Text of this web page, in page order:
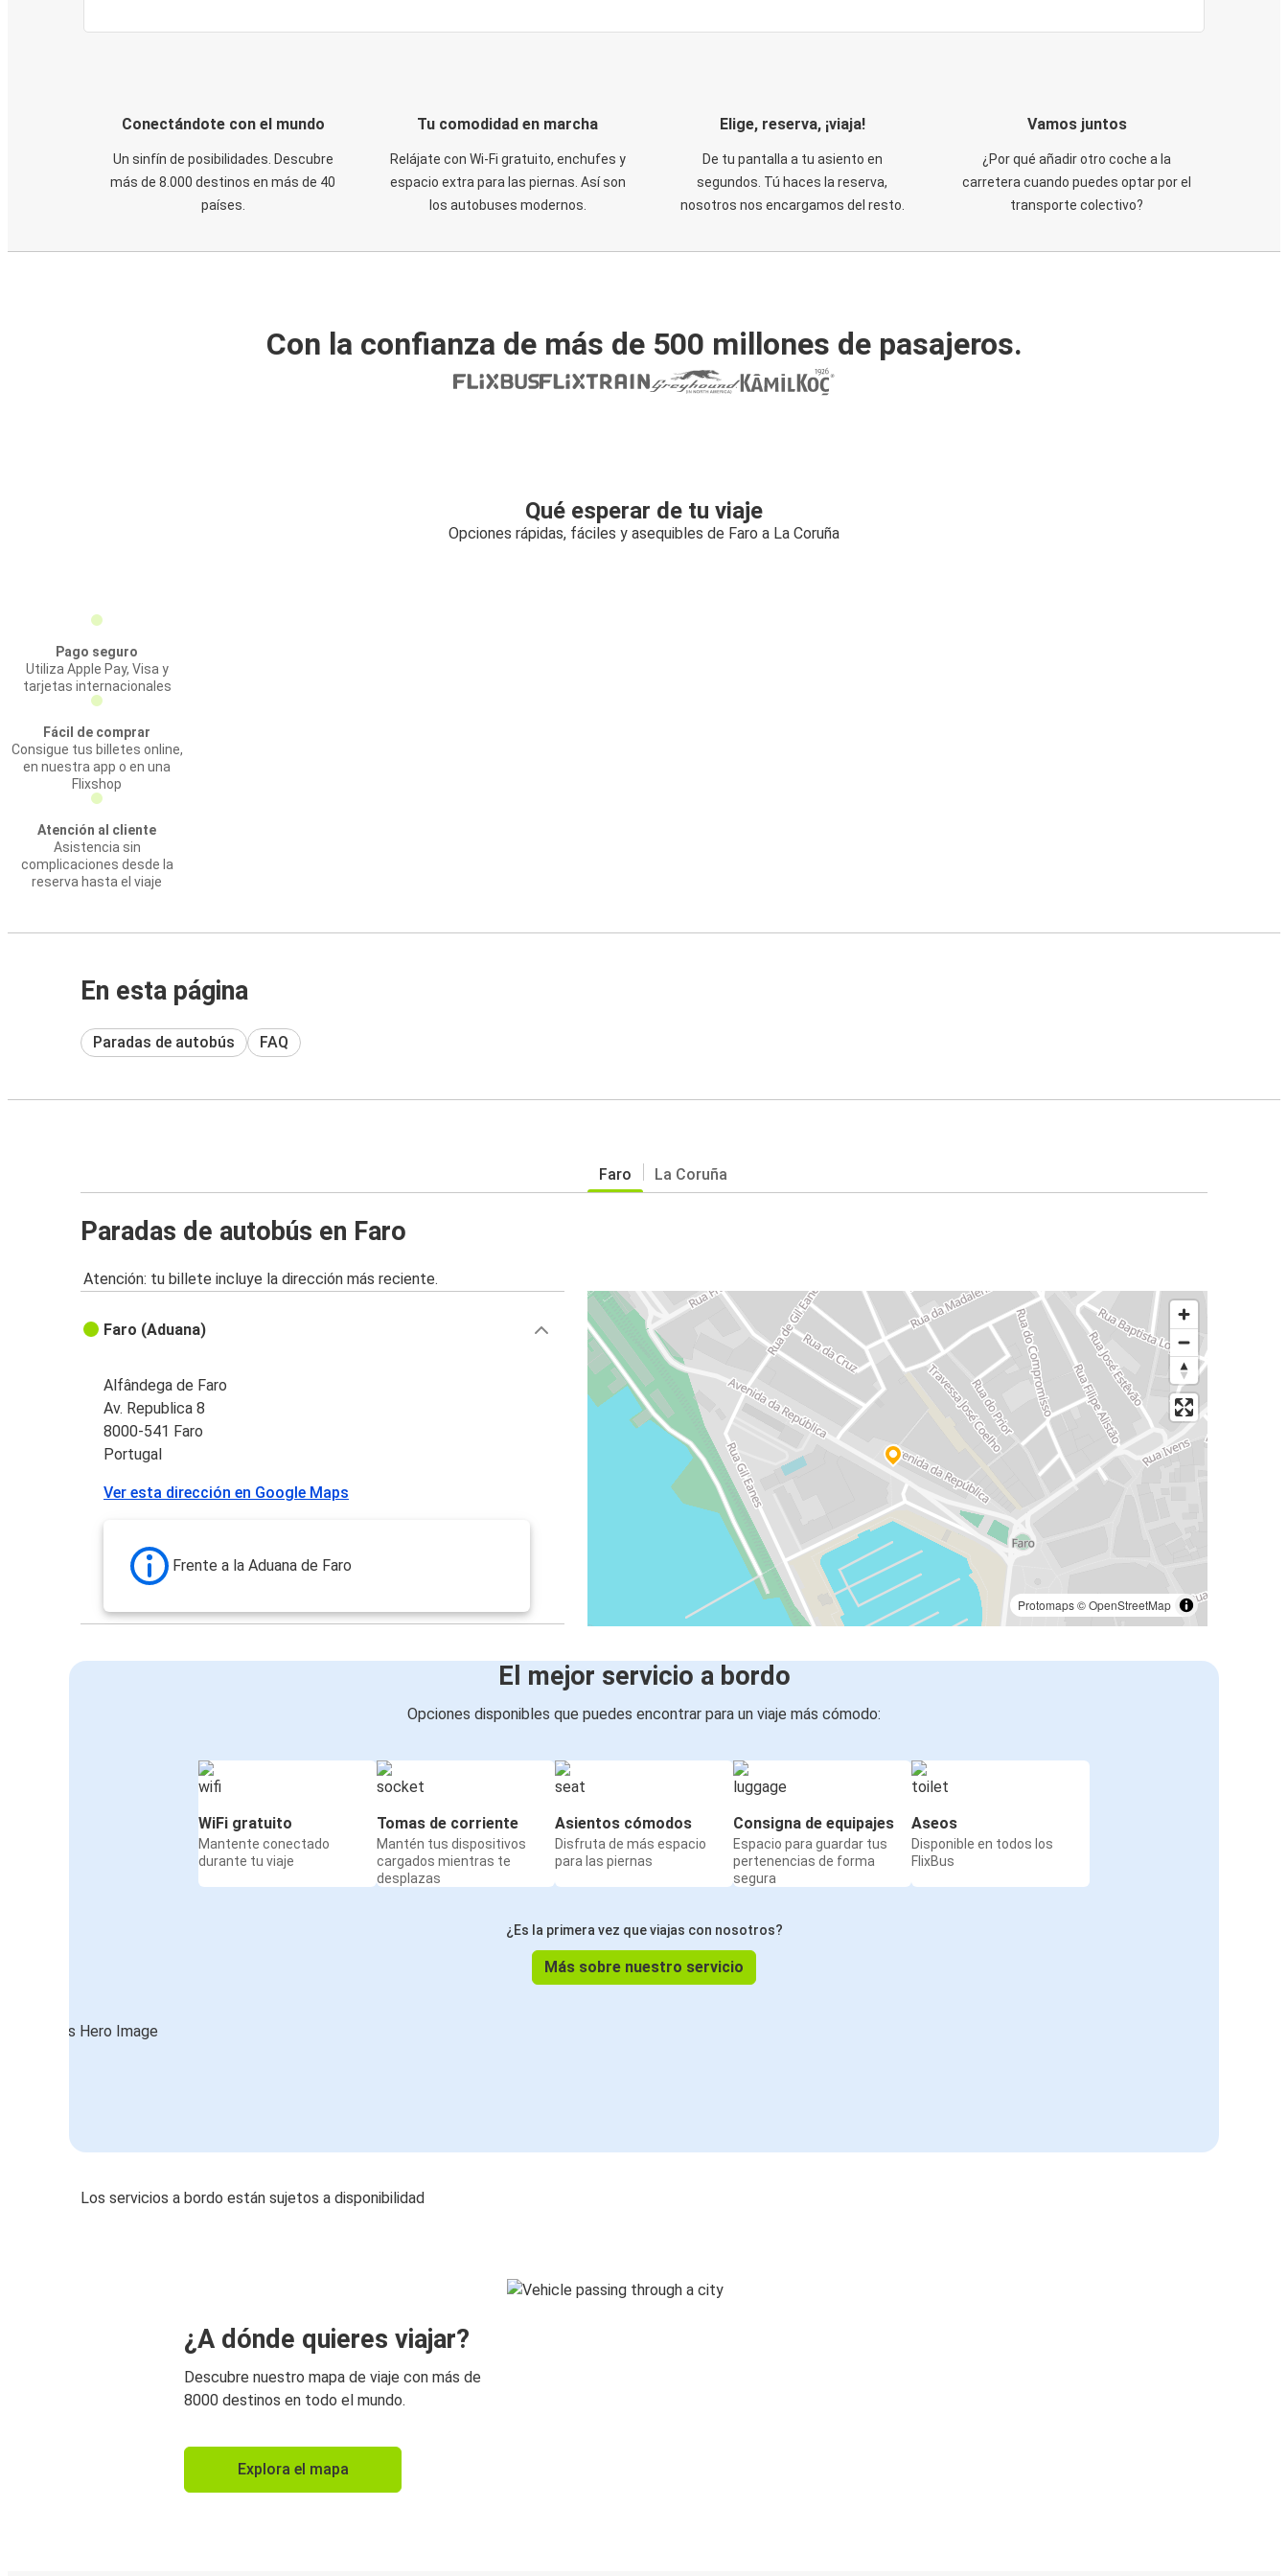
Conectándote con el mundo
Un sinfín de posibilidades. Descubre
más de 8.000 destinos en más de 40
países.
Tu comodidad en marcha
Relájate con Wi-Fi gratuito, enchufes y
espacio extra para las piernas. Así son
los autobuses modernos.
Elige, reserva, ¡viaja!
De tu pantalla a tu asiento en
segundos. Tú haces la reserva,
nosotros nos encargamos del resto.
Vamos juntos
¿Por qué añadir otro coche a la
carretera cuando puedes optar por el
transporte colectivo?
Con la confianza de más de 500 millones de pasajeros.
Qué esperar de tu viaje
Opciones rápidas, fáciles y asequibles de Faro a La Coruña
Pago seguro
Utiliza Apple Pay, Visa y
tarjetas internacionales
Fácil de comprar
Consigue tus billetes online,
en nuestra app o en una
Flixshop
Atención al cliente
Asistencia sin
complicaciones desde la
reserva hasta el viaje
En esta página
Paradas de autobús FAQ
Faro La Coruña
Paradas de autobús en Faro
Atención: tu billete incluye la dirección más reciente.
Protomaps©OpenStreetMap
Faro (Aduana)
Alfândega de Faro
Av. Republica 8
8000-541 Faro
Portugal
Ver esta dirección en Google Maps
Frente a la Aduana de Faro
El mejor servicio a bordo
Opciones disponibles que puedes encontrar para un viaje más cómodo:
WiFi gratuito
Mantente conectado
durante tu viaje
Tomas de corriente
Mantén tus dispositivos
cargados mientras te
desplazas
Asientos cómodos
Disfruta de más espacio
para las piernas
Consigna de equipajes
Espacio para guardar tus
pertenencias de forma
segura
Aseos
Disponible en todos los
FlixBus
¿Es la primera vez que viajas con nosotros?
Más sobre nuestro servicio
Los servicios a bordo están sujetos a disponibilidad
¿A dónde quieres viajar?
Descubre nuestro mapa de viaje con más de
8000 destinos en todo el mundo.
Explora el mapa